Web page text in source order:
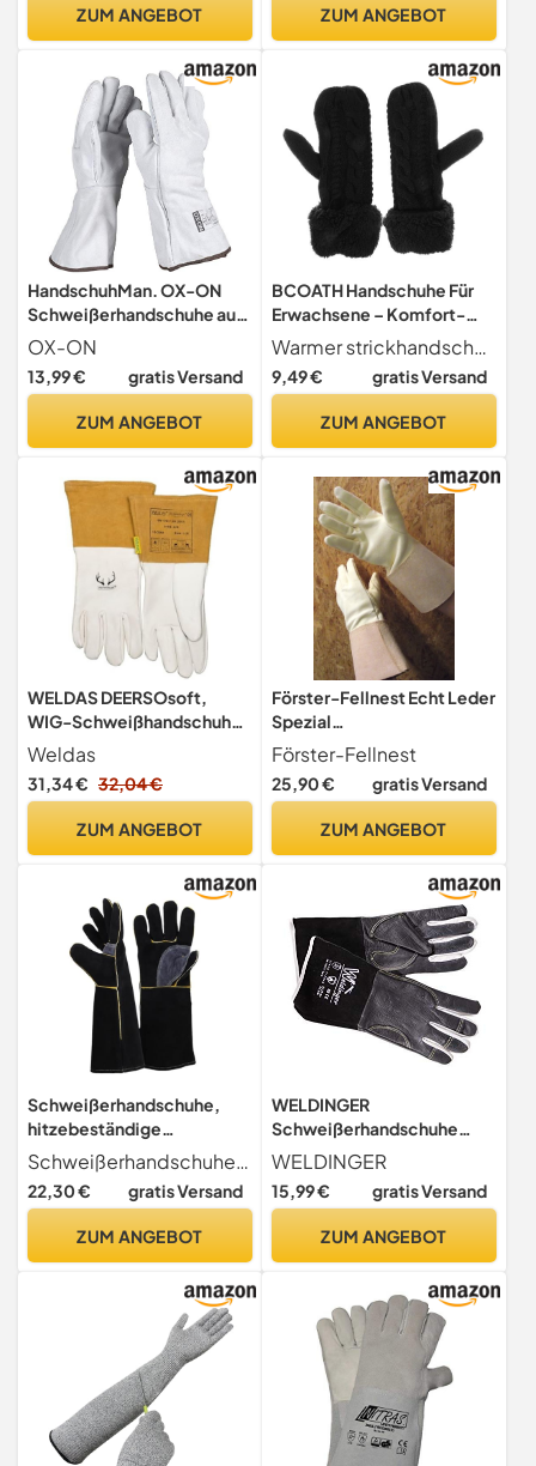
ZUM ANGEBOT
Leder/Lederhandschuhe
ZUM ANGEBOT
HandschuhMan. OX-ON
Schweißerhandschuhe aus
weichem und haltbarem
Leder lang Größe 10, 12
(10/XL)
OX-ON
13,99 € gratis Versand
ZUM ANGEBOT
BCOATH Handschuhe Für
Erwachsene – Komfort-
fäustlinge Verschleißfest
Tragbar Paar
Warmer strickhandschuh fahrradhandschuhe halten die hände sehr warm und bequem, ohne juckreiz zu verursachen, halten die hände von jungen und mädchen im kalten winter warm und kuschelig.
9,49 € gratis Versand
ZUM ANGEBOT
WELDAS DEERSOsoft,
WIG-Schweißhandschuhe
10-2304, Grain Soft
Deerskin, Very Soft Feeling
(9,5 (XL))
Weldas
31,34 € 32,04 €
ZUM ANGEBOT
Förster-Fellnest Echt Leder
Spezial
Schweißerhandschuhe aus
bestem Sämischleder -
Made in Germany TIG WIG
Förster-Fellnest
25,90 € gratis Versand
ZUM ANGEBOT
Schweißerhandschuhe,
hitzebeständige
Ofenhandschuhe,
wärmeisolierende
Grillhandschuhe, 35,6 cm, 1
Schweißerhandschuhe, hitzebeständige Ofenhandschuhe, wärmeisolierende Grillhandschuhe, 1 Paar
22,30 € gratis Versand
ZUM ANGEBOT
WELDINGER
Schweißerhandschuhe
WIGpro Gr.M/9 feines
Rindnarbenleder schwarz
mit Stulpe aus
WELDINGER
15,99 € gratis Versand
ZUM ANGEBOT